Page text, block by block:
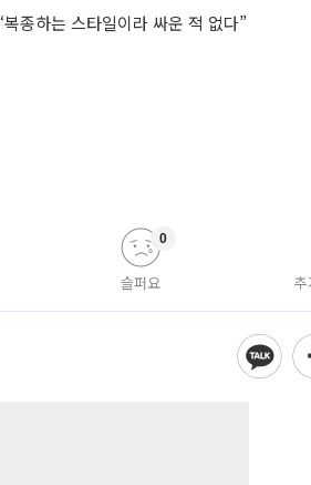
종하는 스타일이라 싸운 적 없다”
슬퍼요
0